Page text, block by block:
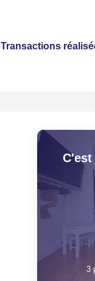
Transactions
3